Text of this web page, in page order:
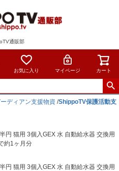
通販部
お気に入り マイページ カート
ディアン支援物資 /ShippoTV保護活動支
円 猫用 3個入GEX 水 自動給水器 交換用
約1ヶ月分
円 猫用 3個入GEX 水 自動給水器 交換用